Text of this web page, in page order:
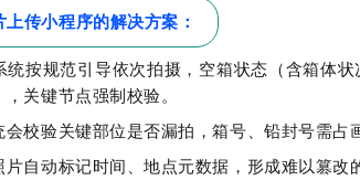
传小程序的解决方案：
统按规范引导依次拍摄，空箱状态（含箱体
关键节点强制校验。
会校验关键部位是否漏拍，箱号、铅封号需占
片自动标记时间、地点元数据，形成难以篡改